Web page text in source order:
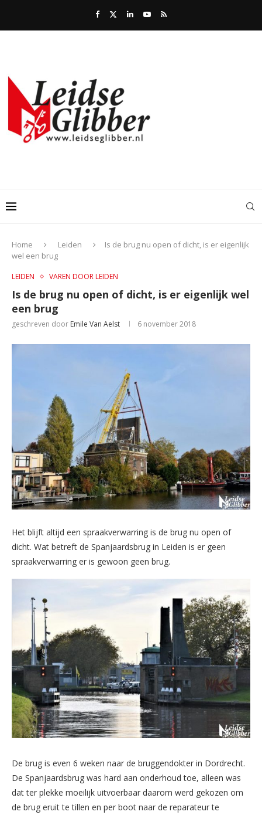
Home Leiden
Is de brug nu open of dicht, is er eigenlijk
wel een brug
LEIDEN VAREN DOOR LEIDEN
Is de brug nu open of dicht, is er eigenlijk wel
een brug
geschreven door Emile Van Aelst 6 november 2018
Het blijft altijd een spraakverwarring is de brug nu open of
dicht. Wat betreft de Spanjaardsbrug in Leiden is er geen
spraakverwarring er is gewoon geen brug.
De brug is even 6 weken naar de bruggendokter in Dordrecht.
De Spanjaardsbrug was hard aan onderhoud toe, alleen was
dat ter plekke moeilijk uitvoerbaar daarom werd gekozen om
de brug eruit te tillen en per boot naar de reparateur te